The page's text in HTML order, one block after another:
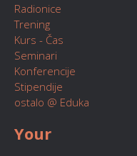
Radionice
Trening
Kurs - Čas
Seminari
Konferencije
Stipendije
ostalo @ Eduka
Your